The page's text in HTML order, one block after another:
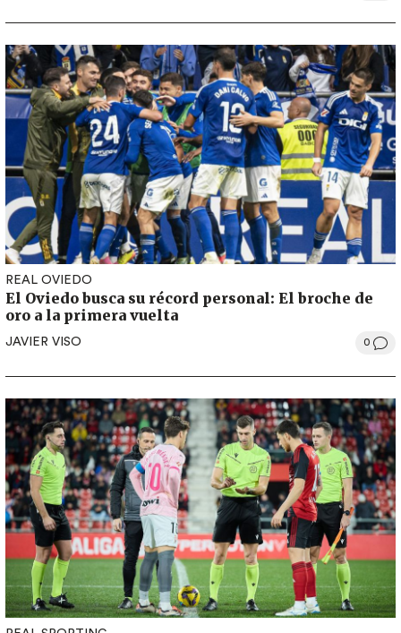
REAL OVIEDO
El Oviedo busca su récord personal: El broche de
oro a la primera vuelta
JAVIER VISO 0